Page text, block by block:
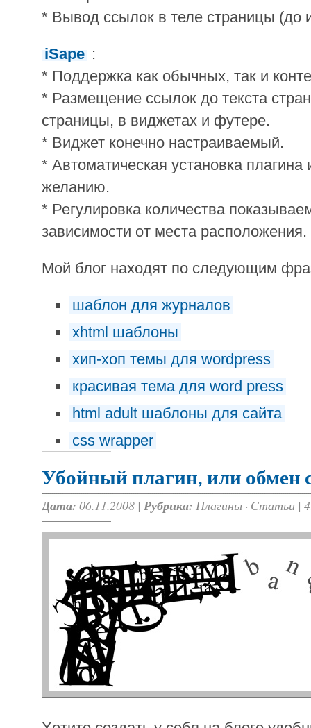
* Вывод ссылок в теле страницы (до
iSape :
* Поддержка как обычных, так и
* Размещение ссылок до текста
страницы, в виджетах и футере.
* Виджет конечно настраиваемый.
* Автоматическая установка
желанию.
* Регулировка количества
зависимости от места расположения.
Мой блог находят по следующим
шаблон для журналов
xhtml шаблоны
хип-хоп темы для wordpress
красивая тема для word press
html adult шаблоны для сайта
css wrapper
Убойный плагин, или обмен
Дата: 06.11.2008 | Рубрика: Плагины · Статьи |